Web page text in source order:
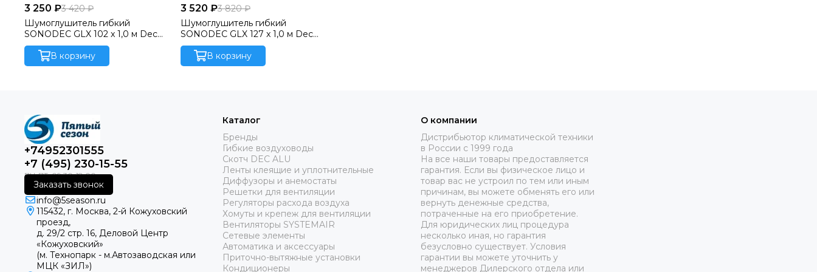
3 250 ₽3 420 ₽
Шумоглушитель гибкий
SONODEC GLX 102 x 1,0 м Dec
International (Нидерланды)
В корзину
3 520 ₽3 820 ₽
Шумоглушитель гибкий
SONODEC GLX 127 x 1,0 м Dec
International (Нидерланды)
В корзину
+74952301555
+7 (495) 230-15-55
Заказать звонок
info@5season.ru
115432, г. Москва, 2-й Кожуховский
проезд,
д. 29/2 стр. 16, Деловой Центр
«Кожуховский»
(м. Технопарк - м.Автозаводская или
МЦК «ЗИЛ»)
Каталог
Бренды
Гибкие воздуховоды
Скотч DEC ALU
Ленты клеящие и уплотнительные
Диффузоры и анемостаты
Решетки для вентиляции
Регуляторы расхода воздуха
Хомуты и крепеж для вентиляции
Вентиляторы SYSTEMAIR
Сетевые элементы
Автоматика и аксессуары
Приточно-вытяжные установки
Кондиционеры
О компании
Дистрибьютор климатической техники
в России с 1999 года
На все наши товары предоставляется
гарантия. Если вы физическое лицо и
товар вас не устроил по тем или иным
причинам, вы можете обменять его или
вернуть денежные средства,
потраченные на его приобретение.
Для юридических лиц процедура
несколько иная, но гарантия
безусловно существует. Условия
гарантии вы можете уточнить у
менеджеров Дилерского отдела или